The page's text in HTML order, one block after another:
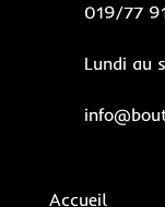
019/77
Lundi au
Accueil